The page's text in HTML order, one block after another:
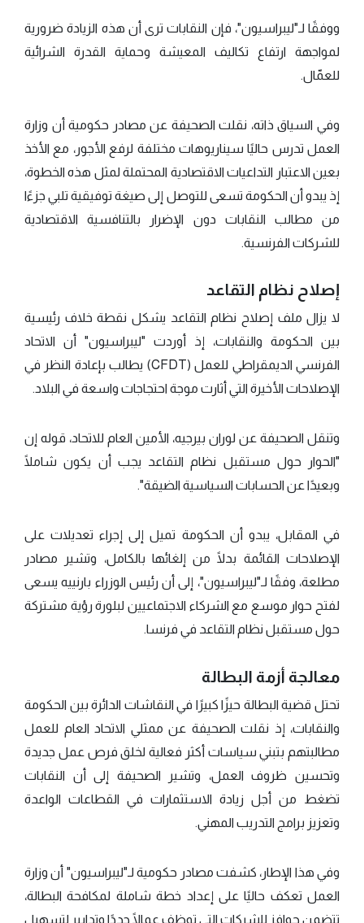
ووفقًا لـ"ليبراسيون"، فإن النقابات ترى أن هذه الزيادة ضرورية
لمواجهة ارتفاع تكاليف المعيشة وحماية القدرة الشرائية
للعمّال.
وفي السياق ذاته، نقلت الصحيفة عن مصادر حكومية أن وزارة
العمل تدرس حاليًا سيناريوهات مختلفة لرفع الأجور، مع الأخذ
بعين الاعتبار التداعيات الاقتصادية المحتملة لمثل هذه الخطوة،
إذ يبدو أن الحكومة تسعى للتوصل إلى صيغة توفيقية تلبي جزءًا
من مطالب النقابات دون الإضرار بالتنافسية الاقتصادية
للشركات الفرنسية.
إصلاح نظام التقاعد
لا يزال ملف إصلاح نظام التقاعد يشكل نقطة خلاف رئيسية
بين الحكومة والنقابات، إذ أوردت "ليبراسيون" أن الاتحاد
الفرنسي الديمقراطي للعمل (CFDT) يطالب بإعادة النظر في
الإصلاحات الأخيرة التي أثارت موجة احتجاجات واسعة في البلاد.
وتنقل الصحيفة عن لوران بيرجيه، الأمين العام للاتحاد، قوله إن
"الحوار حول مستقبل نظام التقاعد يجب أن يكون شاملًا
وبعيدًا عن الحسابات السياسية الضيقة".
في المقابل، يبدو أن الحكومة تميل إلى إجراء تعديلات على
الإصلاحات القائمة بدلًا من إلغائها بالكامل، وتشير مصادر
مطلعة، وفقًا لـ"ليبراسيون"، إلى أن رئيس الوزراء بارنييه يسعى
لفتح حوار موسع مع الشركاء الاجتماعيين لبلورة رؤية مشتركة
حول مستقبل نظام التقاعد في فرنسا.
معالجة أزمة البطالة
تحتل قضية البطالة حيزًا كبيرًا في النقاشات الدائرة بين الحكومة
والنقابات، إذ نقلت الصحيفة عن ممثلي الاتحاد العام للعمل
مطالبتهم بتبني سياسات أكثر فعالية لخلق فرص عمل جديدة
وتحسين ظروف العمل، وتشير الصحيفة إلى أن النقابات
تضغط من أجل زيادة الاستثمارات في القطاعات الواعدة
وتعزيز برامج التدريب المهني.
وفي هذا الإطار، كشفت مصادر حكومية لـ"ليبراسيون" أن وزارة
العمل تعكف حاليًا على إعداد خطة شاملة لمكافحة البطالة،
تتضمن حوافز للشركات التي توظف عمالًا جددًا وتدابير لتسهيل